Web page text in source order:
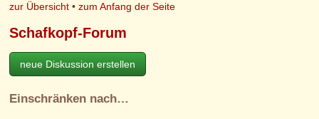
zur Übersicht •zum Anfang der Seite
Schafkopf-Forum
neue Diskussion erstellen
Einschränken nach…